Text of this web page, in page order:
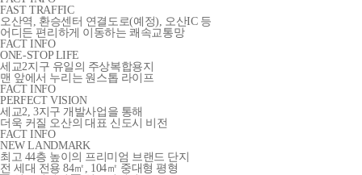
FAST TRAFFIC
오산역, 환승센터 연결도로(예정), 오산IC 등
어디든 편리하게 이동하는 쾌속교통망
FACT INFO
ONE-STOP LIFE
세교2지구 유일의 주상복합용지
맨 앞에서 누리는 원스톱 라이프
FACT INFO
PERFECT VISION
세교2, 3지구 개발사업을 통해
더욱 커질 오산의 대표 신도시 비전
FACT INFO
NEW LANDMARK
최고 44층 높이의 프리미엄 브랜드 단지
전 세대 전용 84㎡, 104㎡ 중대형 평형